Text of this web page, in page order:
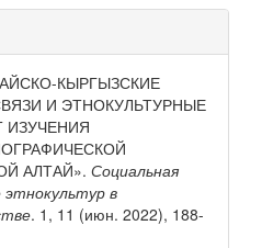
КЫРГЫЗСКИЕ
И ЭТНОКУЛЬТУРНЫЕ
ИЗУЧЕНИЯ
АЛТАЙ». Социальная
в
. 1, 11 (июн. 2022), 188-